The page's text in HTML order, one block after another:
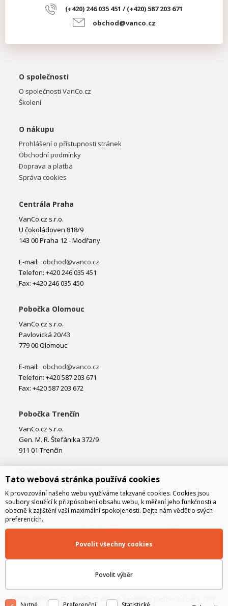
(+420) 246 035 451 / (+420) 587 203 671
obchod@vanco.cz
O společnosti
O společnosti VanCo.cz
Školení
O nákupu
Prohlášení o přístupnosti stránek
Obchodní podmínky
Doprava a platba
Správa cookies
Centrála Praha
VanCo.cz s.r.o.
U čokoládoven 818/9
143 00 Praha 12 - Modřany
E-mail: obchod@vanco.cz
Telefon: +420 246 035 451
Fax: +420 246 035 450
Pobočka Olomouc
VanCo.cz s.r.o.
Pavlovická 20/43
779 00 Olomouc
E-mail: obchod@vanco.cz
Telefon: +420 587 203 671
Fax: +420 587 203 672
Pobočka Trenčín
VanCo.cz s.r.o.
Gen. M. R. Štefánika 372/9
911 01 Trenčín
Telefon: +421 32 877 74 02
©2026 WiFiShop.cz - VanCo.cz eStore
Tato webová stránka používá cookies
K provozování našeho webu využíváme takzvané cookies. Cookies jsou
soubory sloužící k přizpůsobení obsahu webu, k měření jeho funkčnosti a
obecně k zajištění vaší maximální spokojenosti. Dejte nám vědět o svých
preferencích.
Povolit výběr
Povolit všechny cookies